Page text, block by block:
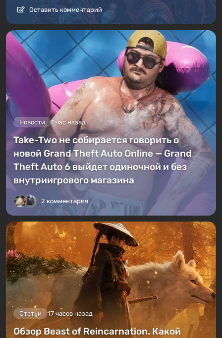
Оставить комментарий
Новости 1 час назад
Take-Two не собирается говорить о
новой Grand Theft Auto Online — Grand
Theft Auto 6 выйдет одиночной и без
внутриигрового магазина
2 комментария
Статьи 17 часов назад
Обзор Beast of Reincarnation. Какой